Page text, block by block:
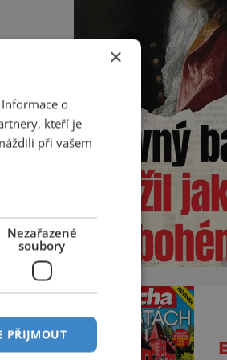
×
o
kteří je
při vašem
Nezařazené
soubory
PŘIJMOUT